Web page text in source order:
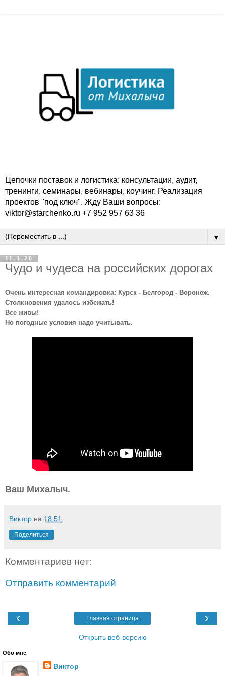
Цепочки поставок и логистика: консультации, аудит,
тренинги, семинары, вебинары, коучинг. Реализация
проектов "под ключ". Жду Ваши вопросы:
viktor@starchenko.ru +7 952 957 63 36
▼
11.1.20
Чудо и чудеса на российских дорогах
Очень интересная командировка: Курск - Белгород - Воронеж.
Столкновения удалось избежать!
Все живы!
Но погодные условия надо учитывать.
Ваш Михалыч.
Виктор на 18:51
Поделиться
Комментариев нет:
Отправить комментарий
‹ ›
Главная страница
Открыть веб-версию
Обо мне
Виктор